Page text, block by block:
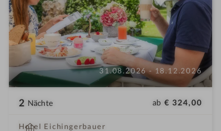
31.08.2026 - 18.12.2026
2 Nächte ab € 324,00
Hotel Eichingerbauer
i